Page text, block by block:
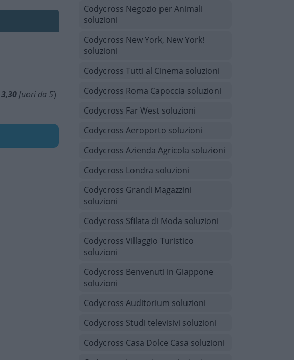
3,30 fuori da 5)
Codycross Negozio per Animali
soluzioni
Codycross New York, New York!
soluzioni
Codycross Tutti al Cinema soluzioni
Codycross Roma Capoccia soluzioni
Codycross Far West soluzioni
Codycross Aeroporto soluzioni
Codycross Azienda Agricola soluzioni
Codycross Londra soluzioni
Codycross Grandi Magazzini
soluzioni
Codycross Sfilata di Moda soluzioni
Codycross Villaggio Turistico
soluzioni
Codycross Benvenuti in Giappone
soluzioni
Codycross Auditorium soluzioni
Codycross Studi televisivi soluzioni
Codycross Casa Dolce Casa soluzioni